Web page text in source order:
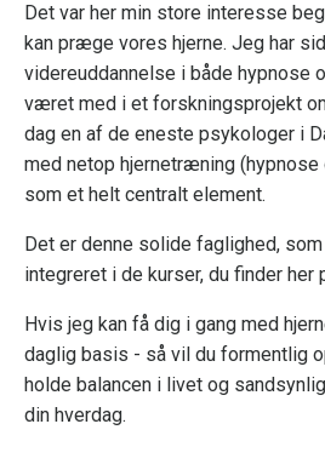
Det var her min store interesse
kan præge vores hjerne. Jeg har
videreuddannelse i både hypnose
været med i et forskningsprojekt
dag en af de eneste psykologer i
med netop hjernetræning
som et helt centralt element.
Det er denne solide faglighed,
integreret i de kurser, du finder her
Hvis jeg kan få dig i gang med
daglig basis - så vil du formentlig
holde balancen i livet og
din hverdag.